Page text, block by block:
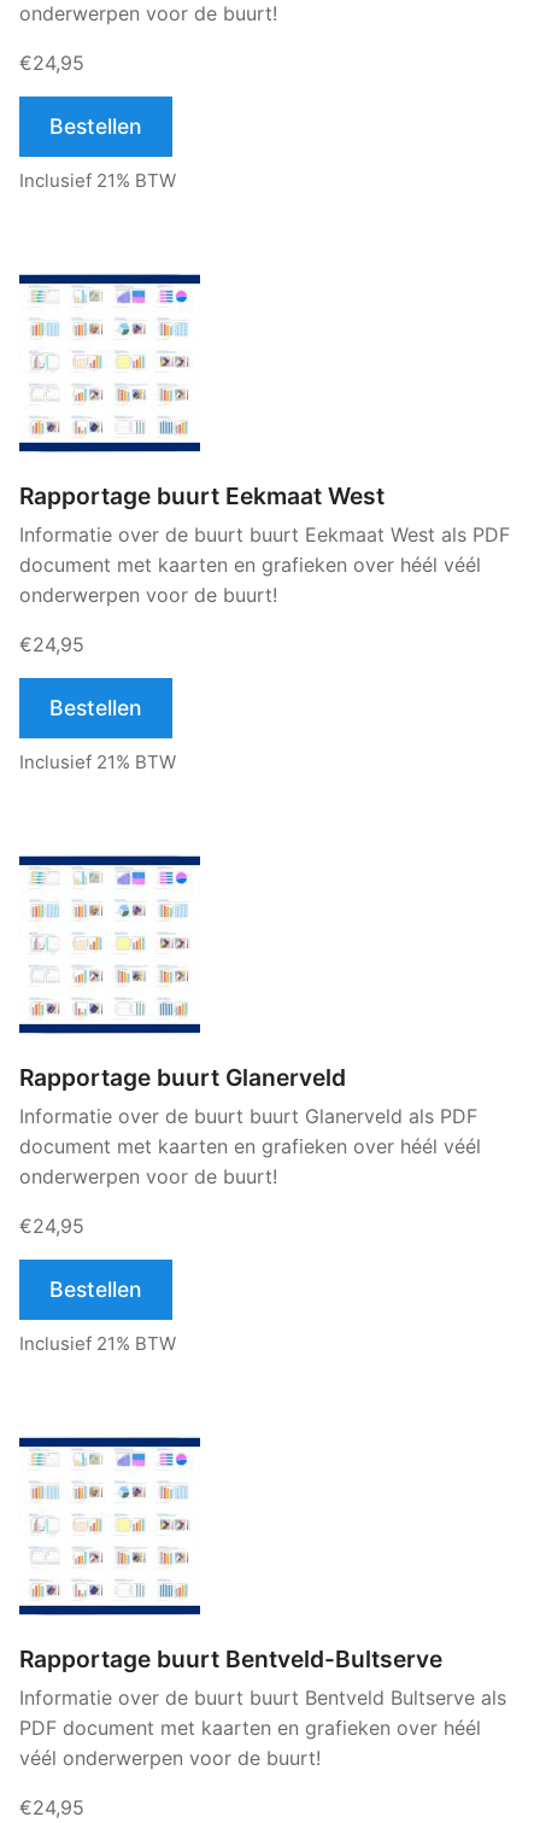
onderwerpen voor de buurt!
€24,95
Bestellen
Inclusief 21% BTW
Rapportage buurt Eekmaat West
Informatie over de buurt buurt Eekmaat West als PDF
document met kaarten en grafieken over héél véél
onderwerpen voor de buurt!
€24,95
Bestellen
Inclusief 21% BTW
Rapportage buurt Glanerveld
Informatie over de buurt buurt Glanerveld als PDF
document met kaarten en grafieken over héél véél
onderwerpen voor de buurt!
€24,95
Bestellen
Inclusief 21% BTW
Rapportage buurt Bentveld-Bultserve
Informatie over de buurt buurt Bentveld Bultserve als
PDF document met kaarten en grafieken over héél
véél onderwerpen voor de buurt!
€24,95